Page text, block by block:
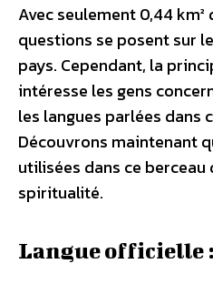
Avec seulement 0,44
questions se posent sur
pays. Cependant, la
intéresse les gens
les langues parlées dans
Découvrons maintenant
utilisées dans ce
spiritualité.
Langue officielle